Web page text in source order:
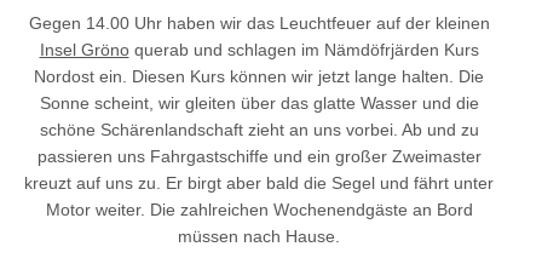
Gegen 14.00 Uhr haben wir das Leuchtfeuer auf der kleinen
Insel Grönoquerab und schlagen im Nämdöfrjärden Kurs
Nordost ein. Diesen Kurs können wir jetzt lange halten. Die
Sonne scheint, wir gleiten über das glatte Wasser und die
schöne Schärenlandschaft zieht an uns vorbei. Ab und zu
passieren uns Fahrgastschiffe und ein großer Zweimaster
kreuzt auf uns zu. Er birgt aber bald die Segel und fährt unter
Motor weiter. Die zahlreichen Wochenendgäste an Bord
müssen nach Hause.